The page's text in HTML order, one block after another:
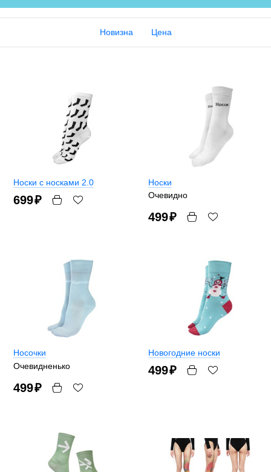
Новизна Цена
Носки с носками 2.0
699₽
Носки
Очевидно
499₽
Носочки
Очевидненько
499₽
Новогодние носки
499₽